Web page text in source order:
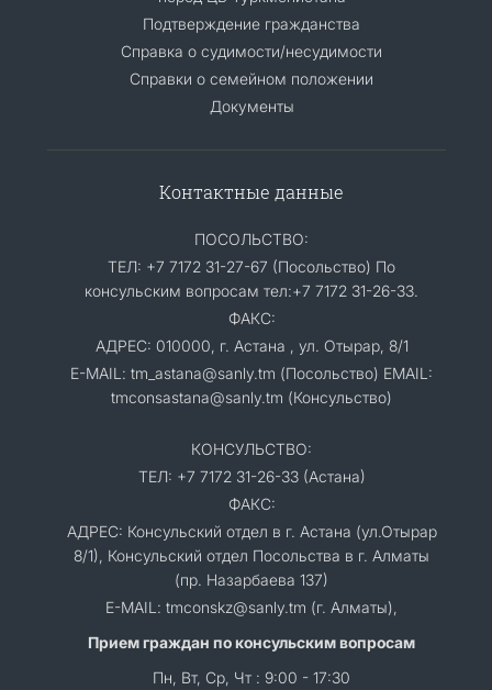
Подтверждение гражданства
Справка о судимости/несудимости
Cправки о семейном положении
Документы
Контактные данные
ПОСОЛЬСТВО:
ТЕЛ: +7 7172 31-27-67 (Посольство) По
консульским вопросам тел:+7 7172 31-26-33.
ФАКС:
АДРЕС: 010000, г. Астана , ул. Отырар, 8/1
E-MAIL: tm_astana@sanly.tm (Посольство) EMAIL:
tmconsastana@sanly.tm (Консульство)
КОНСУЛЬСТВО:
ТЕЛ: +7 7172 31-26-33 (Астана)
ФАКС:
АДРЕС: Консульский отдел в г. Астана (ул.Отырар
8/1), Консульский отдел Посольства в г. Алматы
(пр. Назарбаева 137)
E-MAIL: tmconskz@sanly.tm (г. Алматы),
Прием граждан по консульским вопросам
Пн, Вт, Ср, Чт : 9:00 - 17:30